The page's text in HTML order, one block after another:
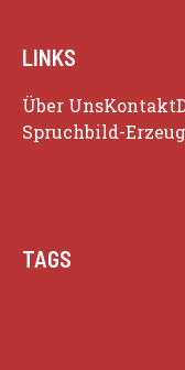
LINKS
Über UnsKontakt
Spruchbild-
TAGS